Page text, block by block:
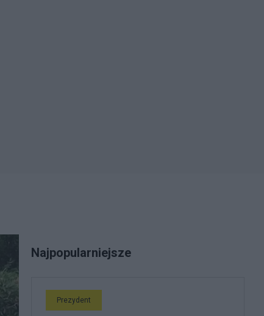
Najpopularniejsze
Prezydent